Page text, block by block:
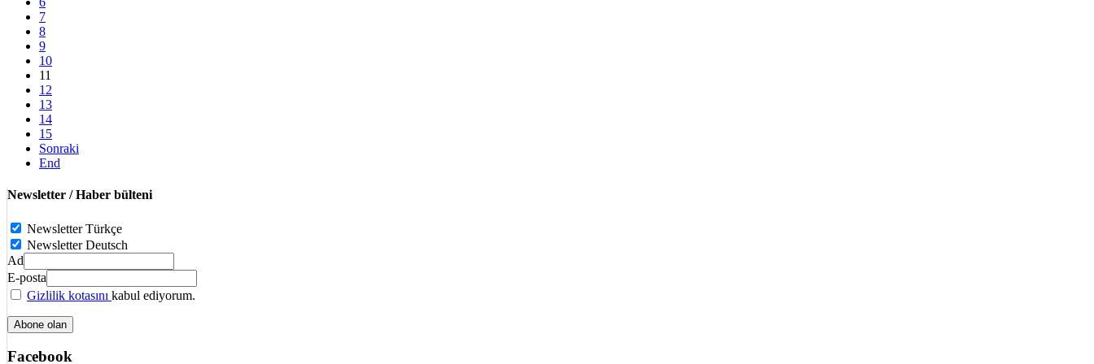
7
8
9
10
11
12
13
14
15
Sonraki
End
Newsletter / Haber bülteni
Newsletter Türkçe
Newsletter Deutsch
Ad
E-posta
Gizlilik kotasını kabul ediyorum.
Facebook